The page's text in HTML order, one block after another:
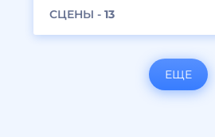
СЦЕНЫ - 13
ЕЩЕ